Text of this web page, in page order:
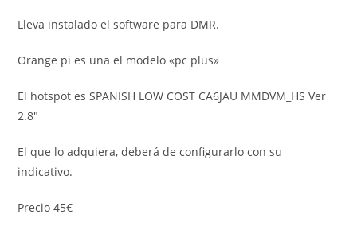
Lleva instalado el software para DMR.
Orange pi es una el modelo «pc plus»
El hotspot es SPANISH LOW COST CA6JAU MMDVM_HS Ver
2.8″
El que lo adquiera, deberá de configurarlo con su
indicativo.
Precio 45€